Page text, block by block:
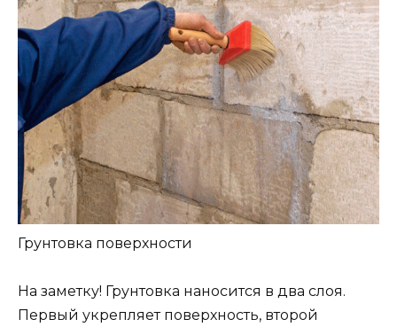
Грунтовка поверхности
На заметку! Грунтовка наносится в два слоя.
Первый укрепляет поверхность, второй